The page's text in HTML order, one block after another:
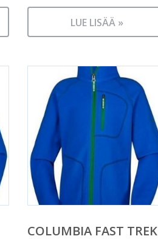
LUE LISÄÄ »
COLUMBIA FAST TREK